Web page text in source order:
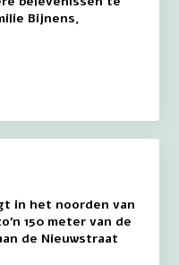
Bijnens,
in het noorden van
150 meter van de
de Nieuwstraat